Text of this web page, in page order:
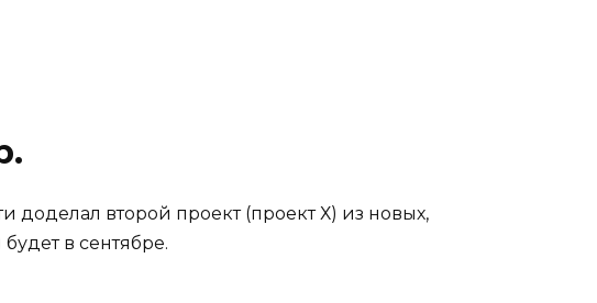
доделал второй проект (проект Х) из новых,
в сентябре.